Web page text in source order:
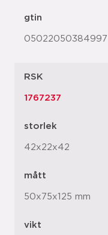
gtin
05022050384997
RSK
1767237
storlek
42x22x42
mått
50x75x125 mm
vikt